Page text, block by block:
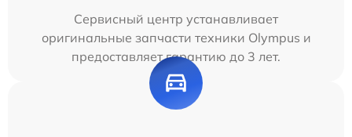
Сервисный центр устанавливает
оригинальные запчасти техники Olympus и
предоставляет гарантию до 3 лет.